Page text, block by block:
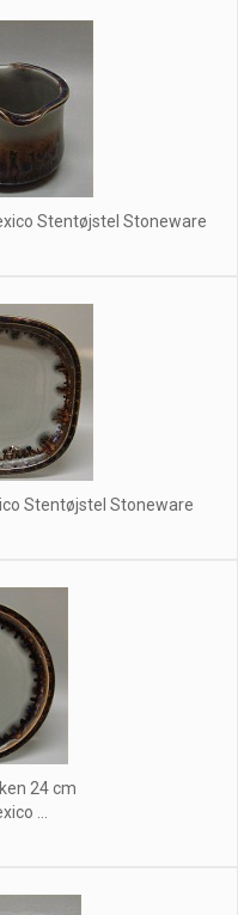
Stentøjstel Stoneware
Stentøjstel Stoneware
24 cm
...